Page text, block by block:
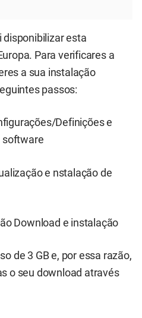
disponibilizar esta
Para verificares a
a sua instalação
passos:
Definições e
software
e nstalação de
Download e instalação
de 3 GB e, por essa razão,
o seu download através